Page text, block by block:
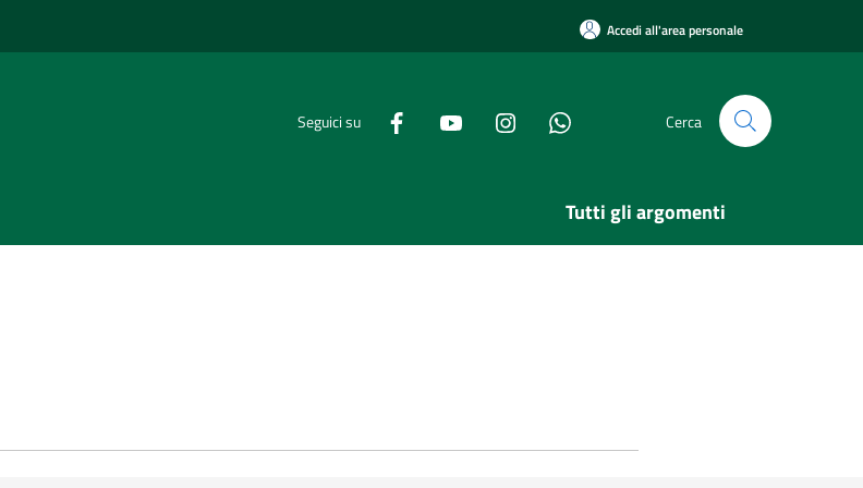
Accedi all'area personale
Seguici su Cerca
Tutti gli argomenti